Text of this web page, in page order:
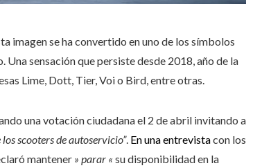
imagen se ha convertido en uno de los símbolos
sensación que persiste desde 2018, año de la
Lime, Dott, Tier, Voi o Bird, entre otras.
una votación ciudadana el 2 de abril invitando a
scooters de autoservicio”. En una entrevistacon los
mantener » parar « su disponibilidad en la